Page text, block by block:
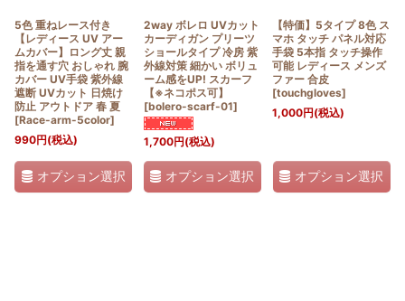
5色 重ねレース付き
【レディース UV アー
ムカバー】ロング丈 親
指を通す穴 おしゃれ 腕
カバー UV手袋 紫外線
遮断 UVカット 日焼け
防止 アウトドア 春 夏
[Race-arm-5color]
990円(税込)
オプション選択
2way ボレロ UVカット
カーディガン プリーツ
ショールタイプ 冷房 紫
外線対策 細かい ボリュ
ーム感をUP! スカーフ
【※ネコポス可】
[bolero-scarf-01]
1,700円(税込)
オプション選択
【特価】5タイプ 8色 ス
マホ タッチ パネル対応
手袋 5本指 タッチ操作
可能 レディース メンズ
ファー 合皮
[touchgloves]
1,000円(税込)
オプション選択